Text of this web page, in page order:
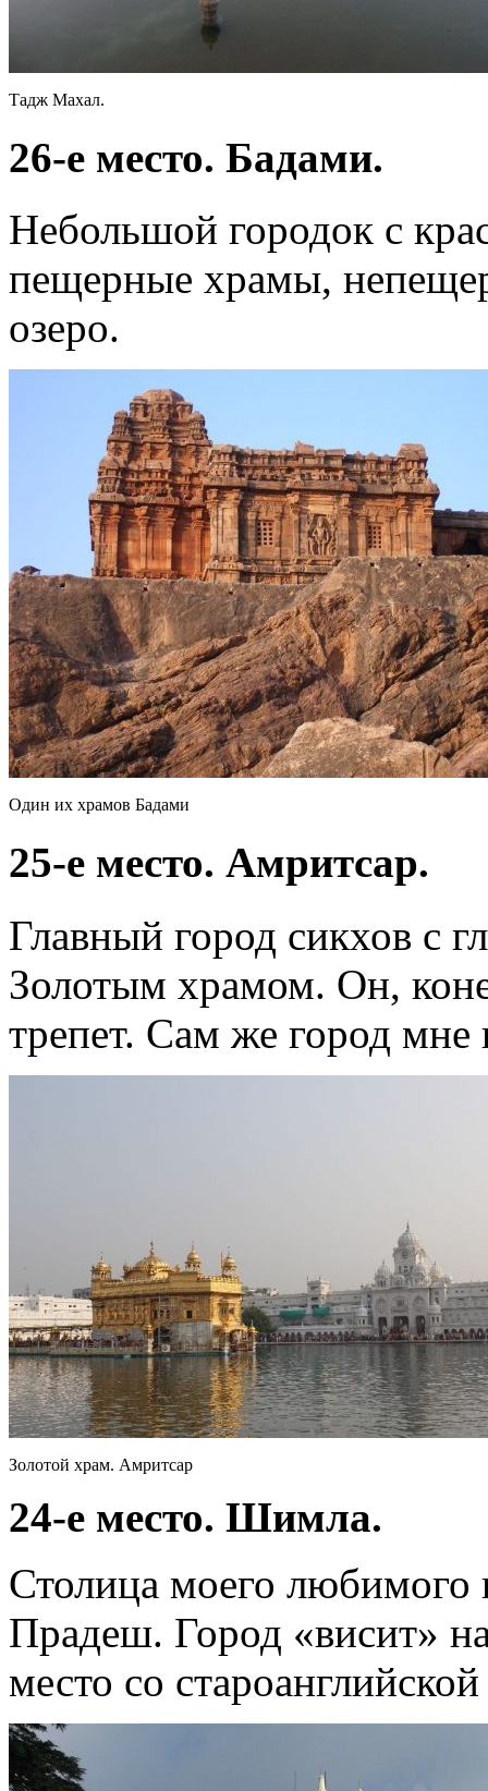
Тадж Махал.
26-е место. Бадами.
Небольшой городок с
пещерные храмы,
озеро.
Один их храмов Бадами
25-е место. Амритсар.
Главный город сикхов с
Золотым храмом. Он,
трепет. Сам же город мне
Золотой храм. Амритсар
24-е место. Шимла.
Столица моего
Прадеш. Город «висит»
место со